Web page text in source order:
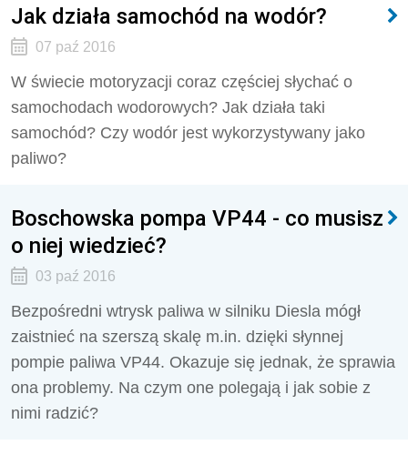
Jak działa samochód na wodór?
07 paź 2016
W świecie motoryzacji coraz częściej słychać o
samochodach wodorowych? Jak działa taki
samochód? Czy wodór jest wykorzystywany jako
paliwo?
Boschowska pompa VP44 - co musisz
o niej wiedzieć?
03 paź 2016
Bezpośredni wtrysk paliwa w silniku Diesla mógł
zaistnieć na szerszą skalę m.in. dzięki słynnej
pompie paliwa VP44. Okazuje się jednak, że sprawia
ona problemy. Na czym one polegają i jak sobie z
nimi radzić?